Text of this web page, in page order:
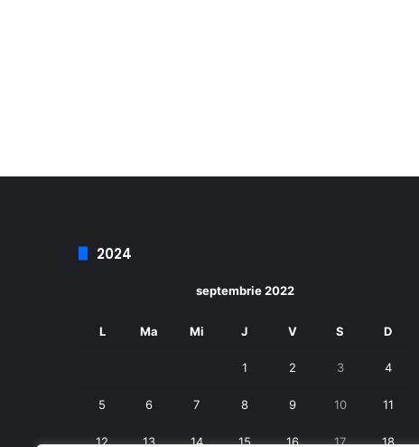
2024
septembrie 2022
L Ma Mi J V S D
1 2 3 4
5 6 7 8 9 10 11
12 13 14 15 16 17 18